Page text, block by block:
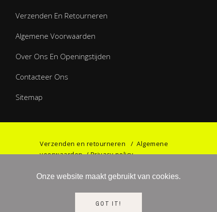
Verzenden En Retourneren
Algemene Voorwaarden
Over Ons En Openingstijden
Contacteer Ons
Sitemap
Verzenden en retourneren /Algemene
voorwaarden/Privacy policy
©2023 Games & Gifts by Haniel. All rights
Onze website maakt gebruikt van cookies.
GOT IT!